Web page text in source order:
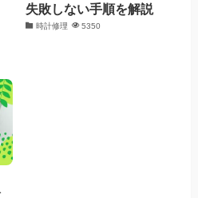
失敗しない手順を解説
時計修理 5350